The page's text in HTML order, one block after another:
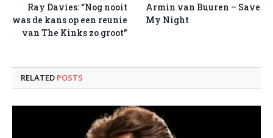
Ray Davies: “Nog nooit
was de kans op een reunie
van The Kinks zo groot”
Armin van Buuren – Save
My Night
RELATED POSTS